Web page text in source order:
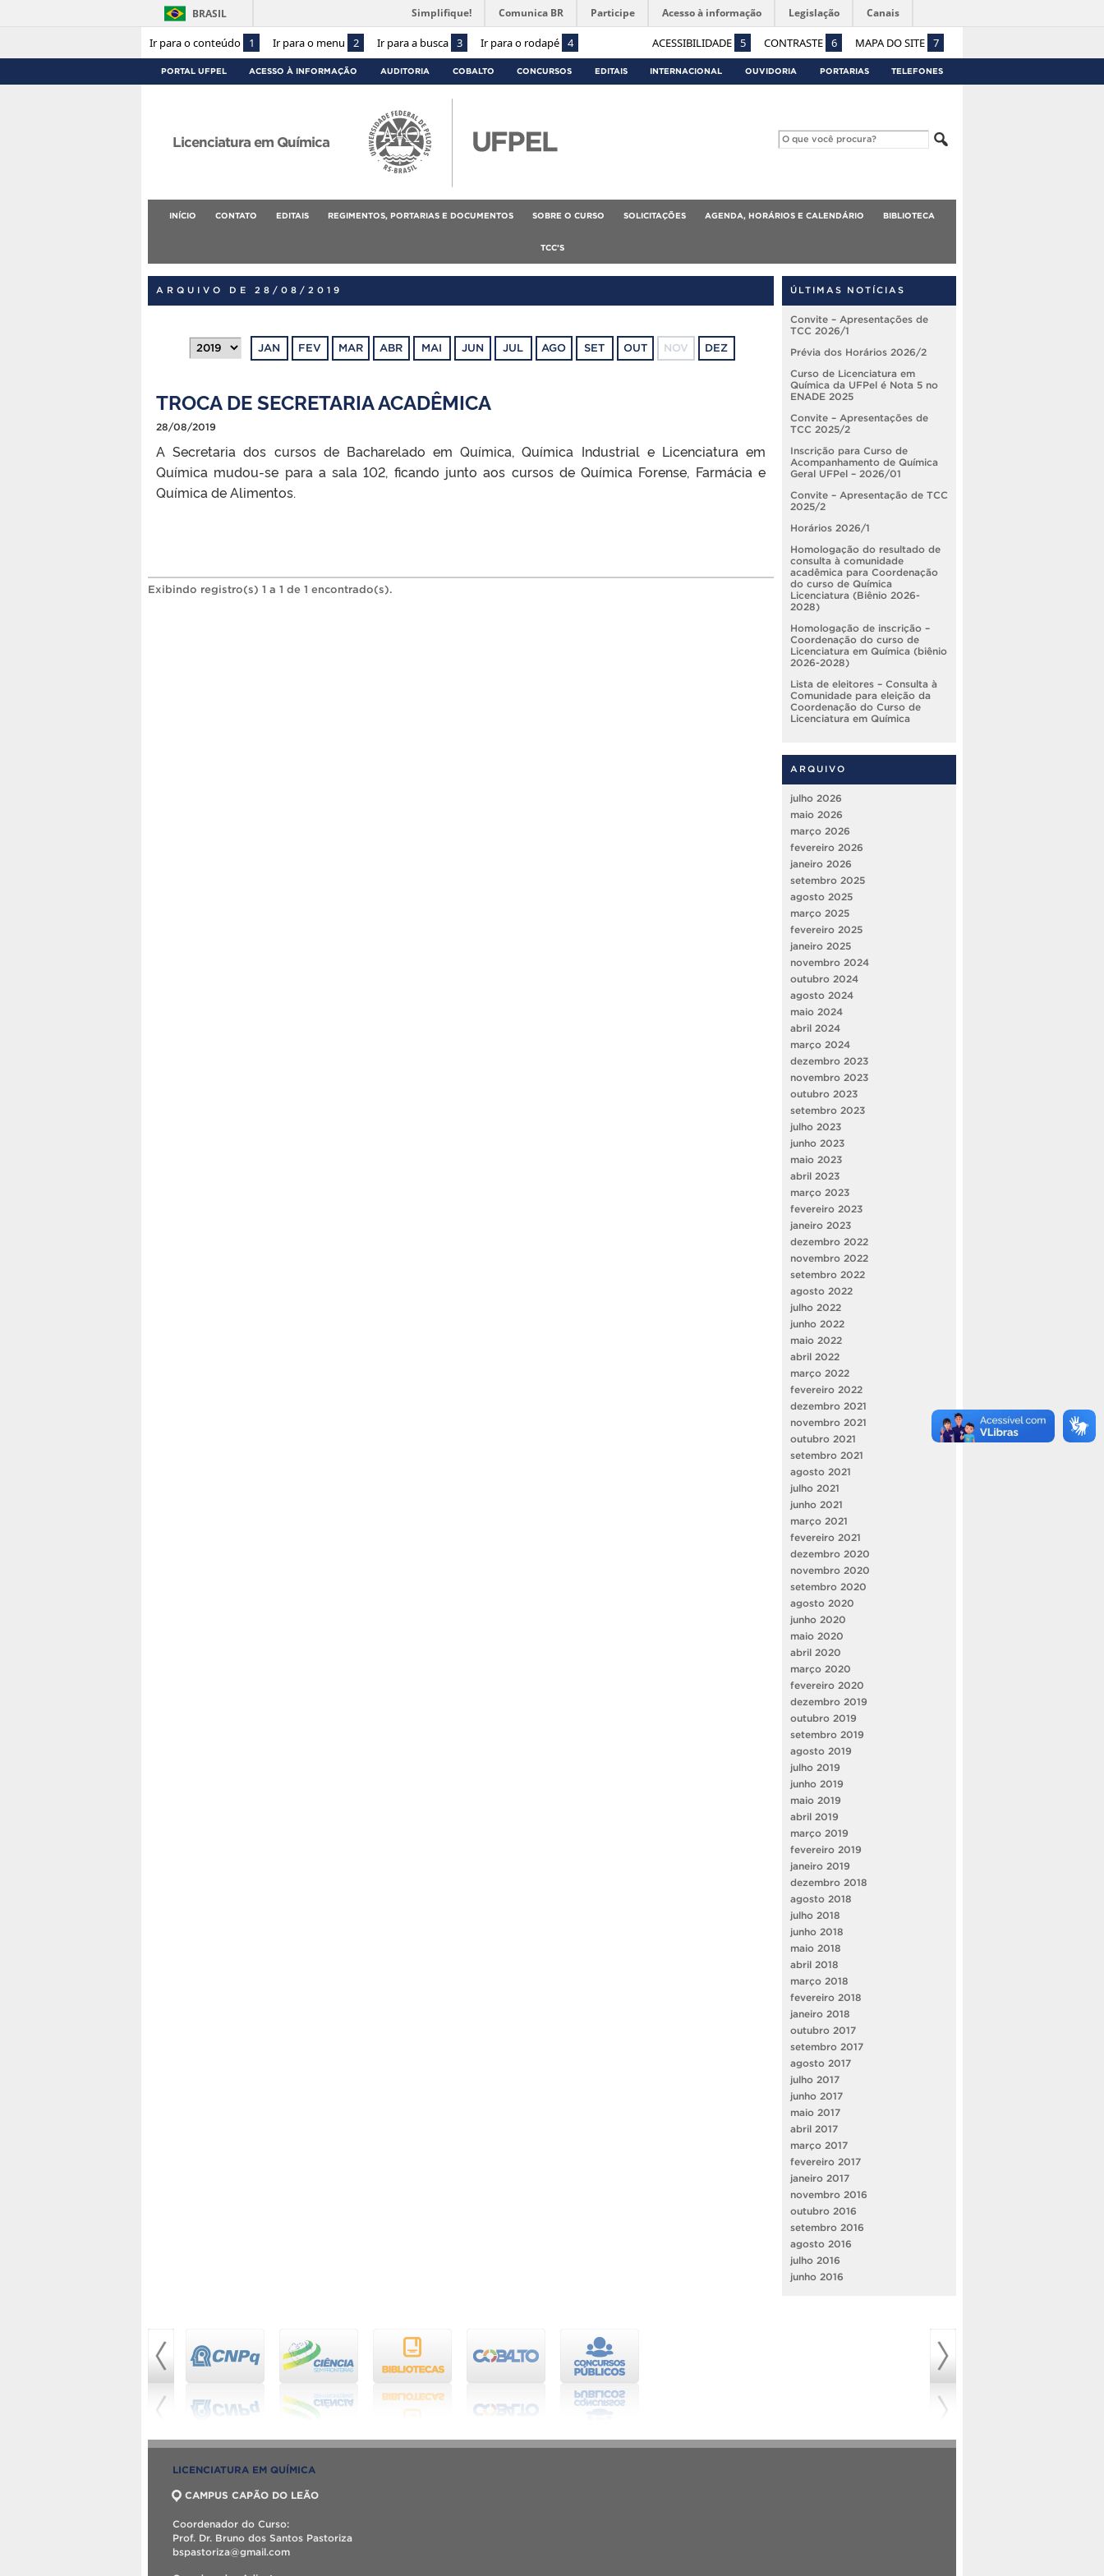
Ir para o conteúdo 1 Ir para o menu 2 Ir para a busca 3 Ir para o rodapé 4 ACESSIBILIDADE 5 CONTRASTE 6 MAPA DO SITE 7
BRASIL Simplifique! Comunica BR Participe Acesso à informação Legislação Canais
PORTAL UFPEL ACESSO À INFORMAÇÃO AUDITORIA COBALTO CONCURSOS EDITAIS INTERNACIONAL OUVIDORIA PORTARIAS TELEFONES
Licenciatura em Química
INÍCIO CONTATO EDITAIS REGIMENTOS, PORTARIAS E DOCUMENTOS SOBRE O CURSO SOLICITAÇÕES AGENDA, HORÁRIOS E CALENDÁRIO BIBLIOTECA
TCC’S
ARQUIVO DE 28/08/2019
JAN FEV MAR ABR MAI JUN JUL AGO SET OUT NOV DEZ
TROCA DE SECRETARIA ACADÊMICA
28/08/2019
A Secretaria dos cursos de Bacharelado em Química, Química Industrial e Licenciatura em
Química mudou-se para a sala 102, ficando junto aos cursos de Química Forense, Farmácia e
Química de Alimentos.
Exibindo registro(s) 1 a 1 de 1 encontrado(s).
ÚLTIMAS NOTÍCIAS
Convite – Apresentações de
TCC 2026/1
Prévia dos Horários 2026/2
Curso de Licenciatura em
Química da UFPel é Nota 5 no
ENADE 2025
Convite – Apresentações de
TCC 2025/2
Inscrição para Curso de
Acompanhamento de Química
Geral UFPel – 2026/01
Convite – Apresentação de TCC
2025/2
Horários 2026/1
Homologação do resultado de
consulta à comunidade
acadêmica para Coordenação
do curso de Química
Licenciatura (Biênio 2026-
2028)
Homologação de inscrição –
Coordenação do curso de
Licenciatura em Química (biênio
2026-2028)
Lista de eleitores – Consulta à
Comunidade para eleição da
Coordenação do Curso de
Licenciatura em Química
ARQUIVO
julho 2026
maio 2026
março 2026
fevereiro 2026
janeiro 2026
setembro 2025
agosto 2025
março 2025
fevereiro 2025
janeiro 2025
novembro 2024
outubro 2024
agosto 2024
maio 2024
abril 2024
março 2024
dezembro 2023
novembro 2023
outubro 2023
setembro 2023
julho 2023
junho 2023
maio 2023
abril 2023
março 2023
fevereiro 2023
janeiro 2023
dezembro 2022
novembro 2022
setembro 2022
agosto 2022
julho 2022
junho 2022
maio 2022
abril 2022
março 2022
fevereiro 2022
dezembro 2021
novembro 2021
outubro 2021
setembro 2021
agosto 2021
julho 2021
junho 2021
março 2021
fevereiro 2021
dezembro 2020
novembro 2020
setembro 2020
agosto 2020
junho 2020
maio 2020
abril 2020
março 2020
fevereiro 2020
dezembro 2019
outubro 2019
setembro 2019
agosto 2019
julho 2019
junho 2019
maio 2019
abril 2019
março 2019
fevereiro 2019
janeiro 2019
dezembro 2018
agosto 2018
julho 2018
junho 2018
maio 2018
abril 2018
março 2018
fevereiro 2018
janeiro 2018
outubro 2017
setembro 2017
agosto 2017
julho 2017
junho 2017
maio 2017
abril 2017
março 2017
fevereiro 2017
janeiro 2017
novembro 2016
outubro 2016
setembro 2016
agosto 2016
julho 2016
junho 2016
LICENCIATURA EM QUÍMICA
CAMPUS CAPÃO DO LEÃO
Coordenador do Curso:
Prof. Dr. Bruno dos Santos Pastoriza
bspastoriza@gmail.com